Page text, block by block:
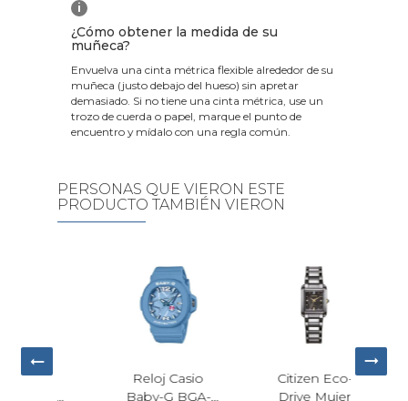
i
¿Cómo obtener la medida de su
muñeca?
Envuelva una cinta métrica flexible alrededor de su
muñeca (justo debajo del hueso) sin apretar
demasiado. Si no tiene una cinta métrica, use un
trozo de cuerda o papel, marque el punto de
encuentro y mídalo con una regla común.
PERSONAS QUE VIERON ESTE
PRODUCTO TAMBIÉN VIERON
Casio
G BGA-
Citizen Eco-
Drive Mujer
Reloj Calvin
Klein Twisted